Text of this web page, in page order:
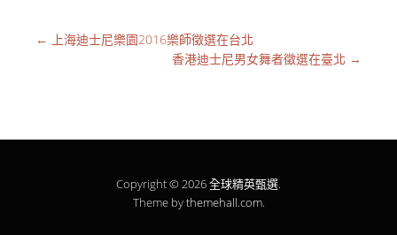
←
上海迪士尼樂園2016樂師徵選在台北
香港迪士尼男女舞者徵選在臺北 →
Copyright © 2026全球精英甄選.
Theme bythemehall.com.